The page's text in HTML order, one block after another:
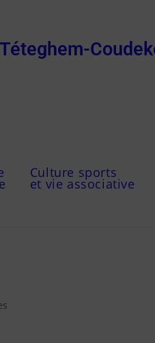
Culture sports
et vie associative